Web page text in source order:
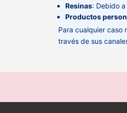
Resinas: Debido
Productos
Para cualquier caso
través de sus